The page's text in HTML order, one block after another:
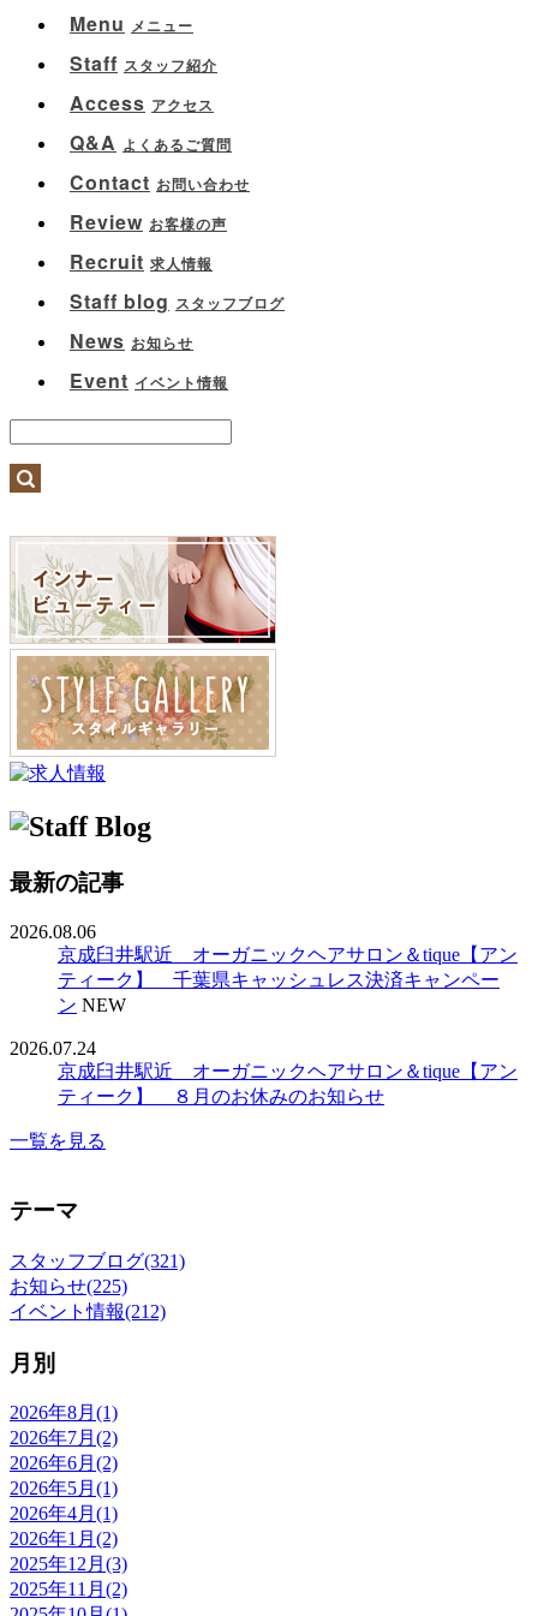
Menu メニュー
Staff スタッフ紹介
Access アクセス
Q&A よくあるご質問
Contact お問い合わせ
Review お客様の声
Recruit 求人情報
Staff blog スタッフブログ
News お知らせ
Event イベント情報
最新の記事
2026.08.06
京成臼井駅近 オーガニックヘアサロン＆tique【アン
ティーク】 千葉県キャッシュレス決済キャンペー
ン NEW
2026.07.24
京成臼井駅近 オーガニックヘアサロン＆tique【アン
ティーク】 ８月のお休みのお知らせ
一覧を見る
テーマ
スタッフブログ(321)
お知らせ(225)
イベント情報(212)
月別
2026年8月(1)
2026年7月(2)
2026年6月(2)
2026年5月(1)
2026年4月(1)
2026年1月(2)
2025年12月(3)
2025年11月(2)